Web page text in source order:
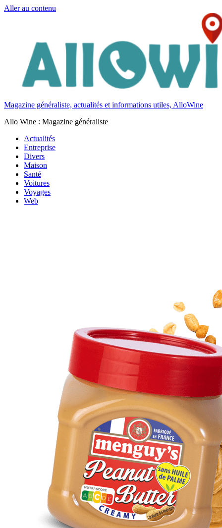
Aller au contenu
Magazine généraliste, actualités et informations utiles, AlloWine
Allo Wine : Magazine généraliste
Actualités
Entreprise
Divers
Maison
Santé
Voitures
Voyages
Web